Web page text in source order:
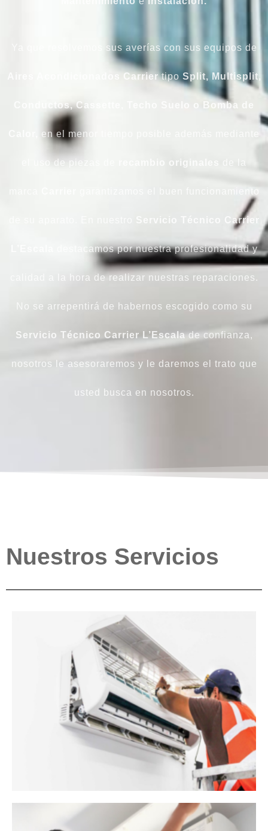
Ya que resolvemos sus averías con sus equipos de
Aires Acondicionados Carriertipo Split, Multisplit,
Conductos, Cassette, Techo Suelo o Bomba de
en el menor tiempo posible además mediante
el uso de piezas de recambio originales de la
Servicio Técnico Carrier
destacamos por nuestra profesionalidad y
calidad a la hora de realizar nuestras reparaciones.
No se arrepentirá de habernos escogido como su
Servicio Técnico Carrier L’Escalade confianza,
nosotros le asesoraremos y le daremos el trato que
usted busca en nosotros.
Nuestros Servicios